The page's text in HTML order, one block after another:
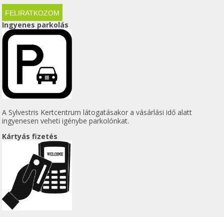
Ingyenes parkolás
A Sylvestris Kertcentrum látogatásakor a vásárlási idő alatt
ingyenesen veheti igénybe parkolónkat.
Kártyás fizetés